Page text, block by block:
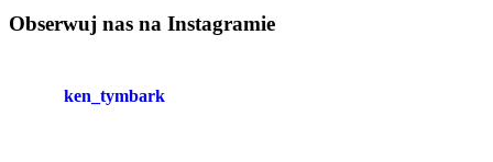
Obserwuj nas na Instagramie
ken_tymbark